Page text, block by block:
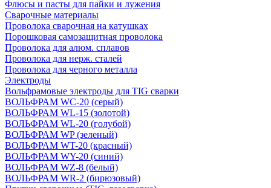
Флюсы и пасты для пайки и лужения
Сварочные материалы
Проволока сварочная на катушках
Порошковая самозащитная проволока
Проволока для алюм. сплавов
Проволока для нерж. сталей
Проволока для черного металла
Электроды
Вольфрамовые электроды для TIG сварки
ВОЛЬФРАМ WC-20 (серый)
ВОЛЬФРАМ WL-15 (золотой)
ВОЛЬФРАМ WL-20 (голубой)
ВОЛЬФРАМ WP (зеленый)
ВОЛЬФРАМ WT-20 (красный)
ВОЛЬФРАМ WY-20 (синий)
ВОЛЬФРАМ WZ-8 (белый)
ВОЛЬФРАМ WR-2 (бирюзовый)